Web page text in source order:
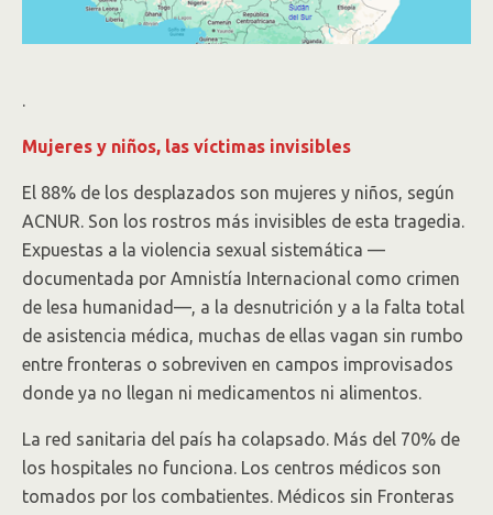
.
Mujeres y niños, las víctimas invisibles
El 88% de los desplazados son mujeres y niños, según
ACNUR. Son los rostros más invisibles de esta tragedia.
Expuestas a la violencia sexual sistemática —
documentada por Amnistía Internacional como crimen
de lesa humanidad—, a la desnutrición y a la falta total
de asistencia médica, muchas de ellas vagan sin rumbo
entre fronteras o sobreviven en campos improvisados
donde ya no llegan ni medicamentos ni alimentos.
La red sanitaria del país ha colapsado. Más del 70% de
los hospitales no funciona. Los centros médicos son
tomados por los combatientes. Médicos sin Fronteras